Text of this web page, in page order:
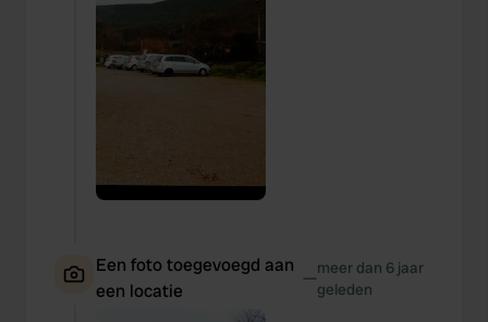
Een foto toegevoegd aan
een locatie
—meer dan 6 jaar
geleden